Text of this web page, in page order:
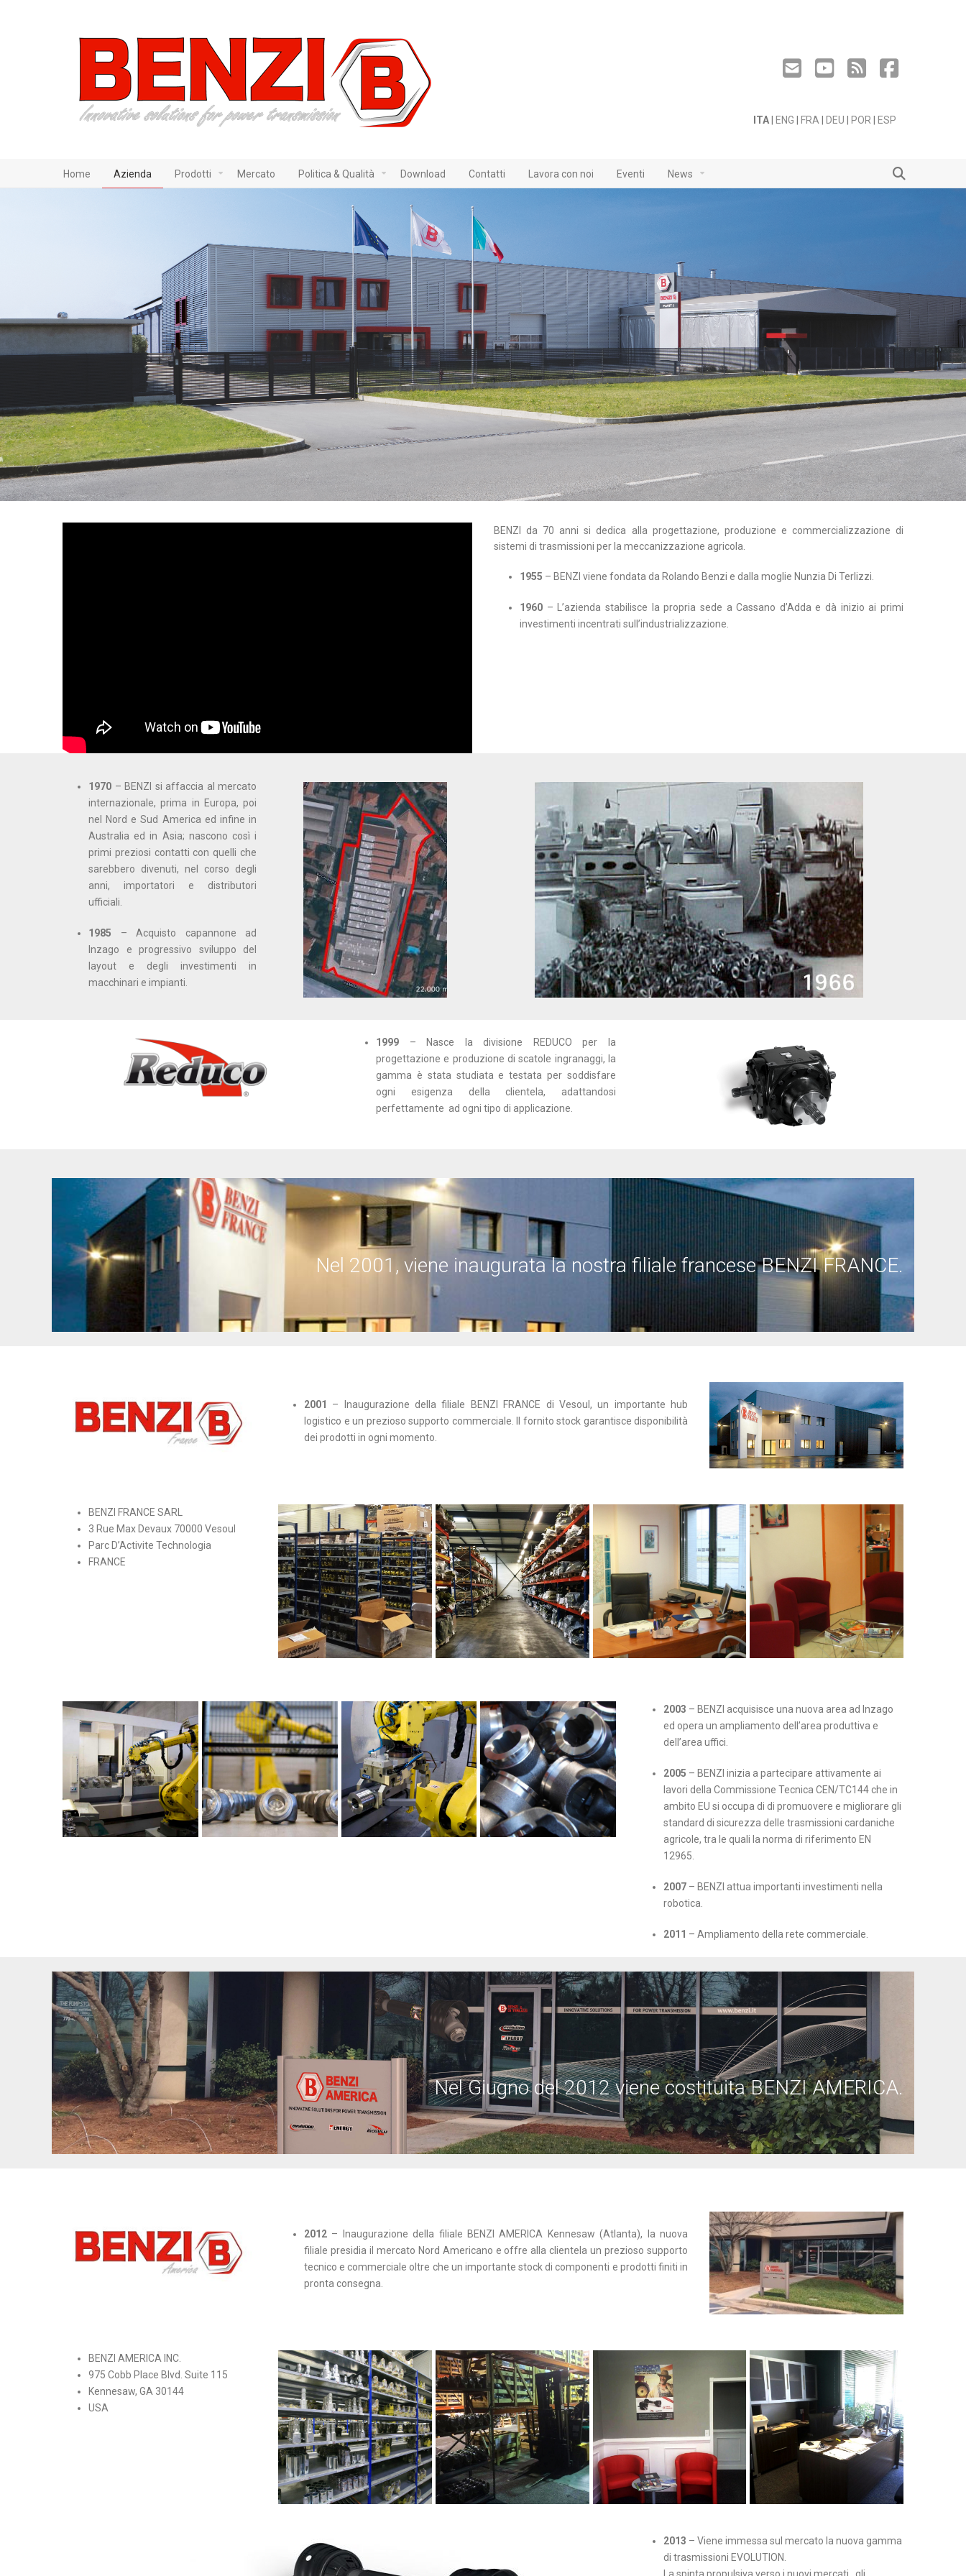
ITA ENG FRA DEU POR ESP
Home Azienda Prodotti Mercato Politica & Qualità Download Contatti Lavora con noi Eventi News
BENZI da 70 anni si dedica alla progettazione, produzione e commercializzazione di
sistemi di trasmissioni per la meccanizzazione agricola.
1955 – BENZI viene fondata da Rolando Benzi e dalla moglie Nunzia Di Terlizzi.
1960 – L’azienda stabilisce la propria sede a Cassano d’Adda e dà inizio ai primi
investimenti incentrati sull’industrializzazione.
1970 – BENZI si affaccia al mercato
internazionale, prima in Europa, poi
nel Nord e Sud America ed infine in
Australia ed in Asia; nascono così i
primi preziosi contatti con quelli che
sarebbero divenuti, nel corso degli
anni, importatori e distributori
ufficiali.
1985 – Acquisto capannone ad
Inzago e progressivo sviluppo del
layout e degli investimenti in
macchinari e impianti.
1999 – Nasce la divisione REDUCO per la
progettazione e produzione di scatole ingranaggi, la
gamma è stata studiata e testata per soddisfare
ogni esigenza della clientela, adattandosi
perfettamente ad ogni tipo di applicazione.
Nel 2001, viene inaugurata la nostra filiale francese BENZI FRANCE.
2001
– Inaugurazione della filiale BENZI FRANCE di Vesoul, un importante hub
logistico e un prezioso supporto commerciale. Il fornito stock garantisce disponibilità
dei prodotti in ogni momento.
BENZI FRANCE SARL
3 Rue Max Devaux 70000 Vesoul
Parc D’Activite Technologia
FRANCE
2003 – BENZI acquisisce una nuova area ad Inzago
ed opera un ampliamento dell’area produttiva e
dell’area uffici.
2005 – BENZI inizia a partecipare attivamente ai
lavori della Commissione Tecnica CEN/TC144 che in
ambito EU si occupa di di promuovere e migliorare gli
standard di sicurezza delle trasmissioni cardaniche
agricole, tra le quali la norma di riferimento EN
12965.
2007 – BENZI attua importanti investimenti nella
robotica.
2011 – Ampliamento della rete commerciale.
Nel Giugno del 2012 viene costituita BENZI AMERICA.
2012 – Inaugurazione della filiale BENZI AMERICA Kennesaw (Atlanta), la nuova
filiale presidia il mercato Nord Americano e offre alla clientela un prezioso supporto
tecnico e commerciale oltre che un importante stock di componenti e prodotti finiti in
pronta consegna.
BENZI AMERICA INC.
975 Cobb Place Blvd. Suite 115
Kennesaw, GA 30144
USA
2013 – Viene immessa sul mercato la nuova gamma
di trasmissioni EVOLUTION.